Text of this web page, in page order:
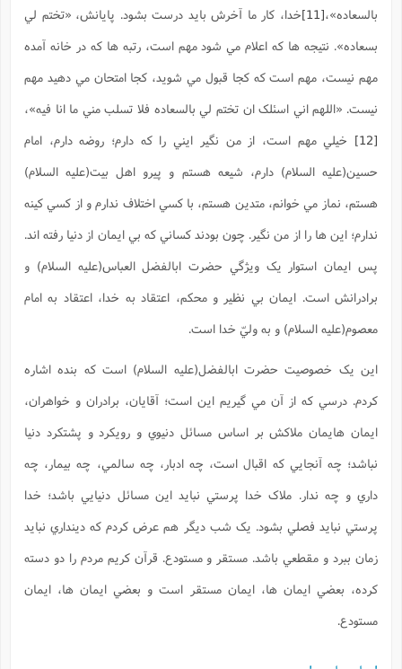
بالسعاده»،[11]
خدا، کار ما آخرش بايد درست بشود. پايانش، «تختم لي
بسعاده». نتيجه ها که اعلام مي شود مهم است، رتبه ها که در خانه آمده
مهم نيست، مهم است که کجا قبول مي شويد، کجا امتحان مي دهيد مهم
نيست. «اللهم اني اسئلک ان تختم لي بالسعاده فلا تسلب مني ما انا فيه»،
خيلي مهم است، از من نگير ايني را که دارم؛ روضه دارم، امام
حسين(علیه السلام) دارم، شيعه هستم و پيرو اهل بيت(علیه السلام)
هستم، نماز مي خوانم، متدين هستم، با کسي اختلاف ندارم و از کسي کينه
ندارم؛ اين ها را از من نگير. چون بودند کساني که بي ايمان از دنيا رفته اند.
پس ايمان استوار يک ويژگي حضرت ابالفضل العباس(علیه السلام) و
برادرانش است. ايمان بي نظير و محکم، اعتقاد به خدا، اعتقاد به امام
معصوم(علیه السلام) و به وليّ خدا است.
اين يک خصوصيت حضرت ابالفضل(علیه السلام) است که بنده اشاره
کردم. درسي که از آن مي گيريم اين است؛ آقايان، برادران و خواهران،
ايمان هايمان ملاکش بر اساس مسائل دنيوي و رويکرد و پشتکرد دنيا
نباشد؛ چه آنجايي که اقبال است، چه ادبار، چه سالمي، چه بيمار، چه
داري و چه ندار. ملاک خدا پرستي نبايد اين مسائل دنيايي باشد؛ خدا
پرستي نبايد فصلي بشود. يک شب ديگر هم عرض کردم که دينداري نبايد
زمان ببرد و مقطعي باشد. مستقر و مستودع. قرآن کريم مردم را دو دسته
کرده، بعضي ايمان ها، ايمان مستقر است و بعضي ايمان ها، ايمان
مستودع.